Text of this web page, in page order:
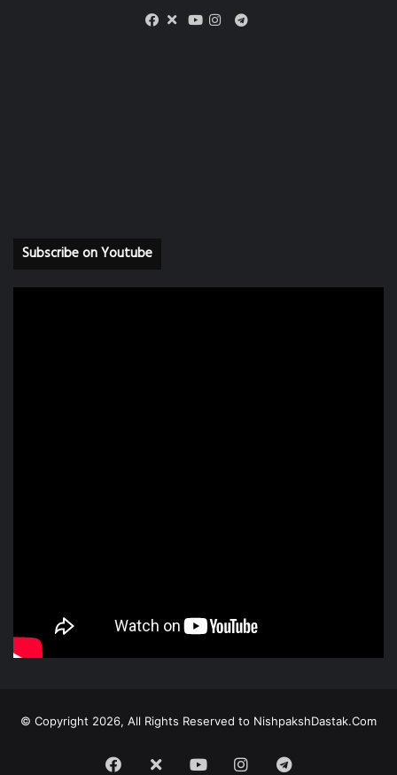
X
Telegram
Subscribe on Youtube
© Copyright 2026, All Rights Reserved to NishpakshDastak.Com
Facebook
X YoutubeInstagramTelegram